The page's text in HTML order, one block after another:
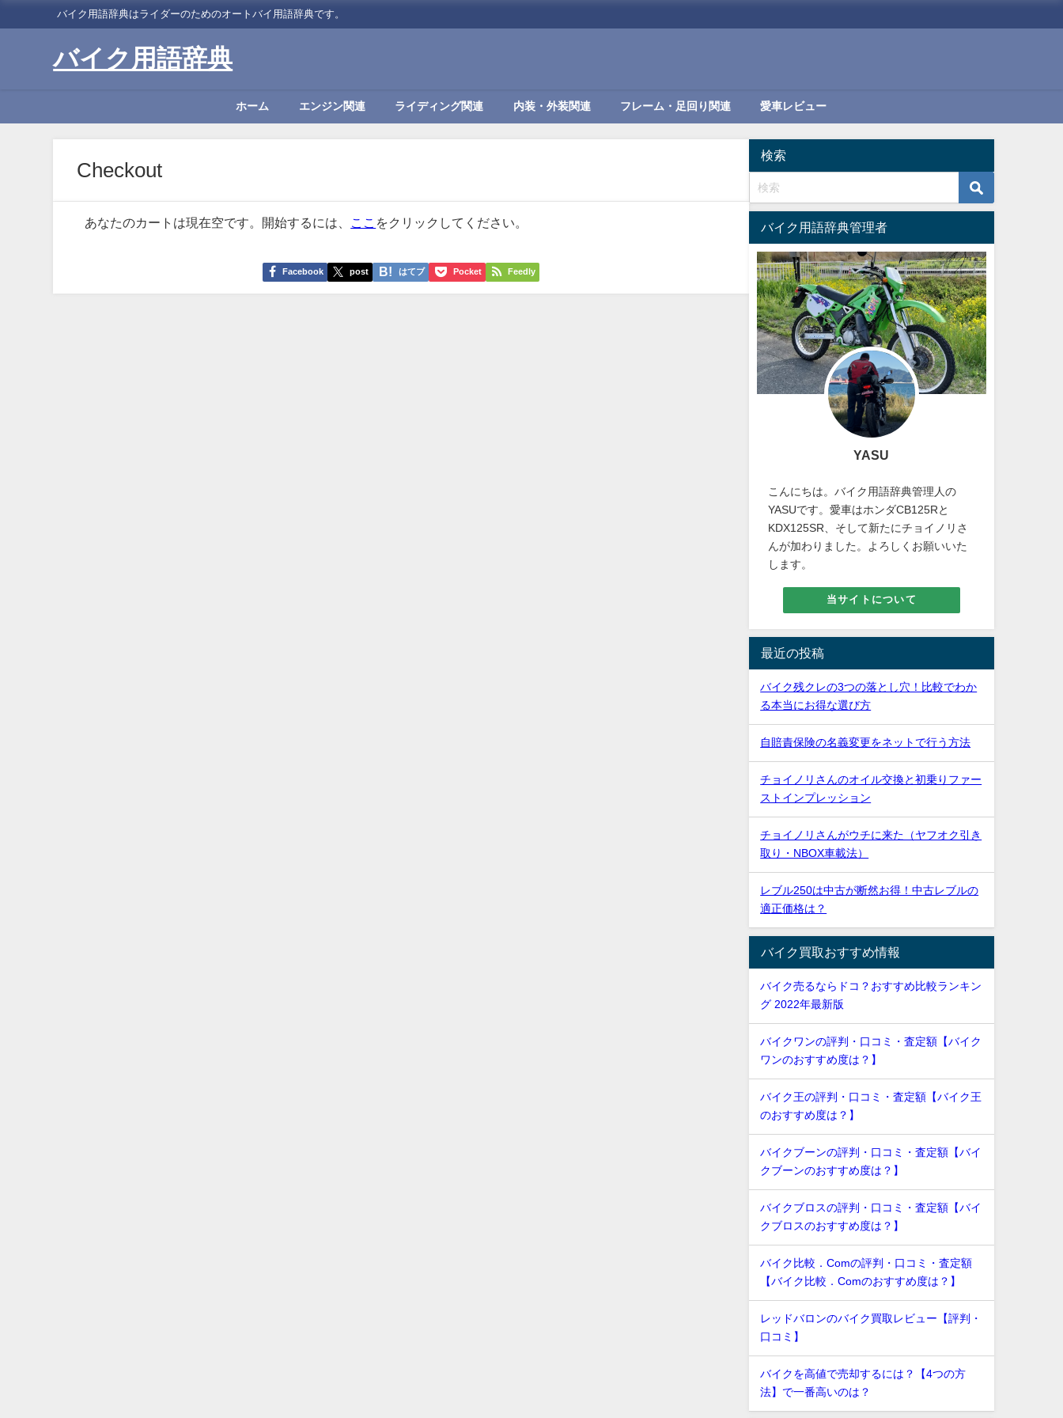
バイク用語辞典はライダーのためのオートバイ用語辞典です。
バイク用語辞典
ホーム エンジン関連 ライディング関連 内装・外装関連 フレーム・足回り関連 愛車レビュー
Checkout
あなたのカートは現在空です。開始するには、 ここ をクリックしてください。
Facebook post はてブ Pocket Feedly
検索
バイク用語辞典管理者
YASU
こんにちは。バイク用語辞典管理人の
YASUです。愛車はホンダCB125Rと
KDX125SR、そして新たにチョイノリさ
んが加わりました。よろしくお願いいた
します。
当サイトについて
最近の投稿
バイク残クレの3つの落とし穴！比較でわか
る本当にお得な選び方
自賠責保険の名義変更をネットで行う方法
チョイノリさんのオイル交換と初乗りファー
ストインプレッション
チョイノリさんがウチに来た（ヤフオク引き
取り・NBOX車載法）
レブル250は中古が断然お得！中古レブルの
適正価格は？
バイク買取おすすめ情報
バイク売るならドコ？おすすめ比較ランキン
グ 2022年最新版
バイクワンの評判・口コミ・査定額【バイク
ワンのおすすめ度は？】
バイク王の評判・口コミ・査定額【バイク王
のおすすめ度は？】
バイクブーンの評判・口コミ・査定額【バイ
クブーンのおすすめ度は？】
バイクブロスの評判・口コミ・査定額【バイ
クブロスのおすすめ度は？】
バイク比較．Comの評判・口コミ・査定額
【バイク比較．Comのおすすめ度は？】
レッドバロンのバイク買取レビュー【評判・
口コミ】
バイクを高値で売却するには？【4つの方
法】で一番高いのは？